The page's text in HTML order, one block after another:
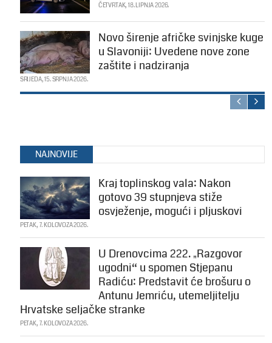
ČETVRTAK, 18. LIPNJA 2026.
Novo širenje afričke svinjske kuge
u Slavoniji: Uvedene nove zone
zaštite i nadziranja
SRIJEDA, 15. SRPNJA 2026.
NAJNOVIJE
Kraj toplinskog vala: Nakon
gotovo 39 stupnjeva stiže
osvježenje, mogući i pljuskovi
PETAK, 7. KOLOVOZA 2026.
U Drenovcima 222. „Razgovor
ugodni“ u spomen Stjepanu
Radiću: Predstavit će brošuru o
Antunu Jemriću, utemeljitelju
Hrvatske seljačke stranke
PETAK, 7. KOLOVOZA 2026.